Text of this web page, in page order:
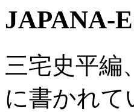
JAPANA-
三宅史平編
に書かれて